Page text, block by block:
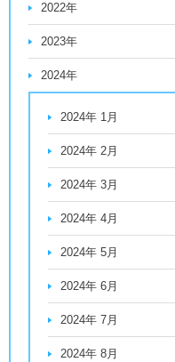
2022年
2023年
2024年
2024年 1月
2024年 2月
2024年 3月
2024年 4月
2024年 5月
2024年 6月
2024年 7月
2024年 8月